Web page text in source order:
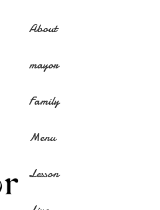
About
mayor
Family
Menu
Lesson